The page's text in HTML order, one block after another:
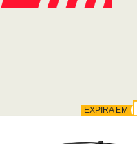
EXPIRA EM